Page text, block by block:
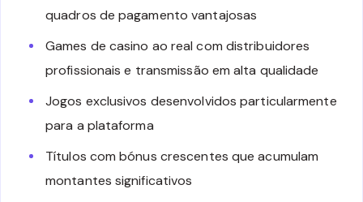
quadros de pagamento vantajosas
Games de casino ao real com distribuidores
profissionais e transmissão em alta qualidade
Jogos exclusivos desenvolvidos particularmente
para a plataforma
Títulos com bónus crescentes que acumulam
montantes significativos